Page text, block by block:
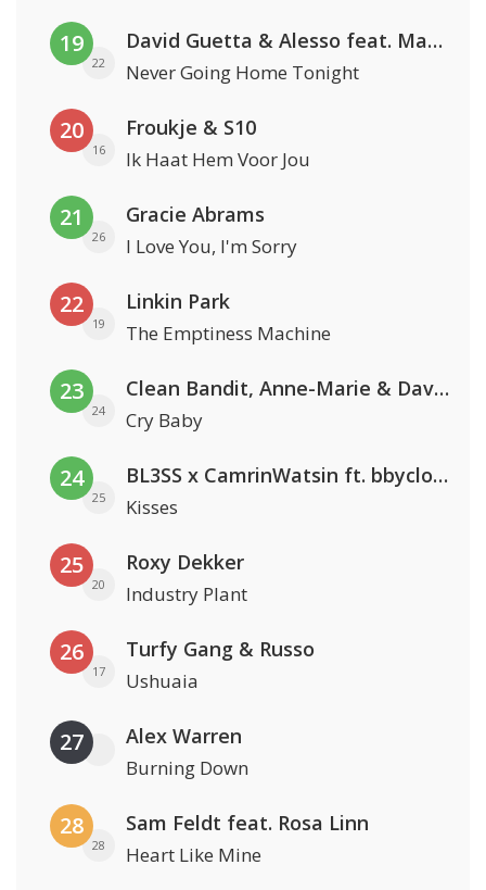
19
22
David Guetta & Alesso feat. Madison Love
Never Going Home Tonight
20
16
Froukje & S10
Ik Haat Hem Voor Jou
21
26
Gracie Abrams
I Love You, I'm Sorry
22
19
Linkin Park
The Emptiness Machine
23
24
Clean Bandit, Anne-Marie & David Guetta
Cry Baby
24
25
BL3SS x CamrinWatsin ft. bbyclose
Kisses
25
20
Roxy Dekker
Industry Plant
26
17
Turfy Gang & Russo
Ushuaia
27 Alex Warren
Burning Down
28
28
Sam Feldt feat. Rosa Linn
Heart Like Mine